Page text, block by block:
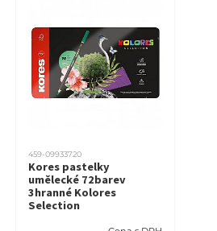
459-09933720
Kores pastelky
umělecké 72barev
3hranné Kolores
Selection